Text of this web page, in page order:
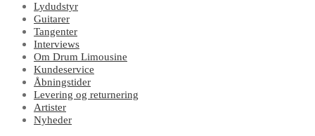
Lydudstyr
Guitarer
Tangenter
Interviews
Om Drum Limousine
Kundeservice
Åbningstider
Levering og returnering
Artister
Nyheder